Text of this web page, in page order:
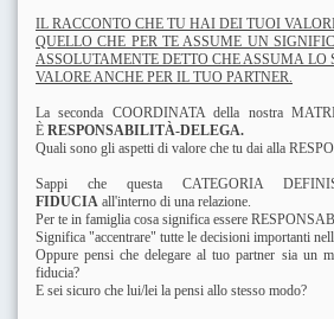
IL RACCONTO CHE TU HAI DEI TUOI
QUELLO CHE PER TE ASSUME UN
ASSOLUTAMENTE DETTO CHE ASSUMA LO
VALORE ANCHE PER IL TUO PARTNER.
La seconda COORDINATA della nostra
È RESPONSABILITÀ-DELEGA.
Quali sono gli aspetti di valore che tu dai alla
Sappi che questa CATEGORIA
FIDUCIA all'interno di una relazione.
Per te in famiglia cosa significa essere
Significa "accentrare" tutte le decisioni importanti
Oppure pensi che delegare al tuo partner sia un
fiducia?
E sei sicuro che lui/lei la pensi allo stesso modo?